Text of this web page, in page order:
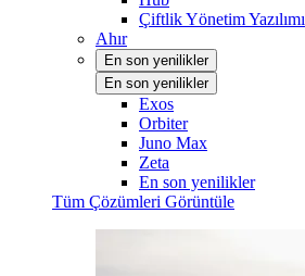
Çiftlik Yönetim Yazılımı
Ahır
En son yenilikler
En son yenilikler
Exos
Orbiter
Juno Max
Zeta
En son yenilikler
Tüm Çözümleri Görüntüle